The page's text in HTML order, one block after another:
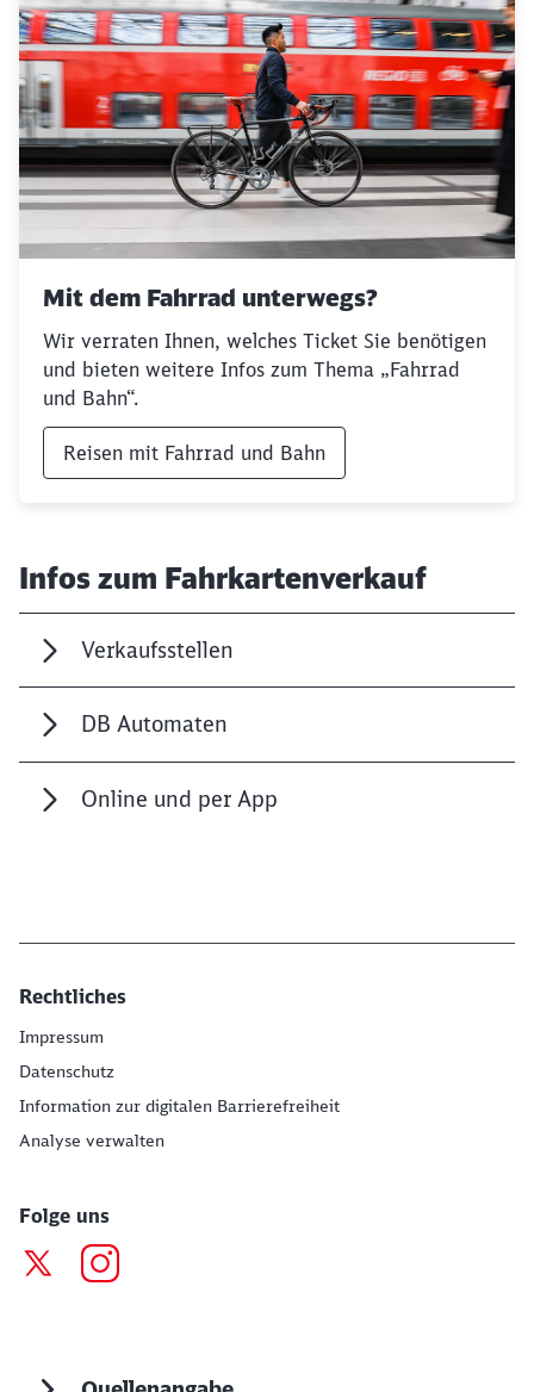
Mit dem Fahrrad unterwegs?
Wir verraten Ihnen, welches Ticket Sie benötigen
und bieten weitere Infos zum Thema „Fahrrad
und Bahn“.
Reisen mit Fahrrad und Bahn
Infos zum Fahrkartenverkauf
Verkaufsstellen
DB Automaten
Online und per App
Rechtliches
Impressum
Datenschutz
Information zur digitalen Barrierefreiheit
Analyse verwalten
Folge uns